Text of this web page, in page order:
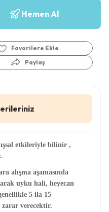
Hemen Al
Paylaş
etkileriyle bilinir ,
alışma aşamasında
uyku hali, heyecan
5 ila 15
zarar verecektir.